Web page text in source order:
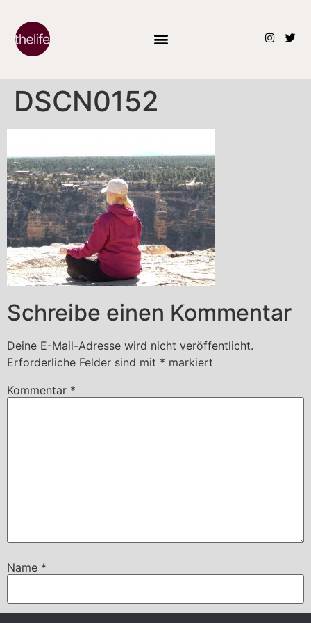
DSCN0152
Schreibe einen Kommentar
Deine E-Mail-Adresse wird nicht veröffentlicht.
Erforderliche Felder sind mit * markiert
Kommentar *
Name *